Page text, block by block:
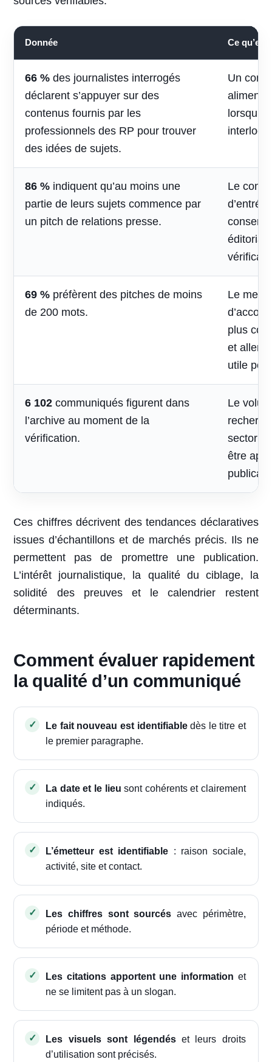
Donnée Ce
66 % des journalistes interrogés
déclarent s’appuyer sur des
contenus fournis par les
professionnels des RP pour trouver
des idées de sujets.
Un
lorsqu’il
86 % indiquent qu’au moins une
partie de leurs sujets commence par
un pitch de relations presse.
Le
69 % préfèrent des pitches de moins
de 200 mots.
Le
plus
et aller
utile
6 102 communiqués figurent dans
l’archive au moment de la
vérification.
Le
être
Ces chiffres décrivent des tendances déclaratives
issues d’échantillons et de marchés précis. Ils ne
permettent pas de promettre une publication.
L’intérêt journalistique, la qualité du ciblage, la
solidité des preuves et le calendrier restent
déterminants.
Comment évaluer rapidement
la qualité d’un communiqué
Le fait nouveau est identifiabledès le titre et
le premier paragraphe.
La date et le lieu sont cohérents et clairement
indiqués.
L’émetteur est identifiable : raison sociale,
activité, site et contact.
Les chiffres sont sourcés avec périmètre,
période et méthode.
Les citations apportent une information et
ne se limitent pas à un slogan.
Les visuels sont légendéset leurs droits
d’utilisation sont précisés.